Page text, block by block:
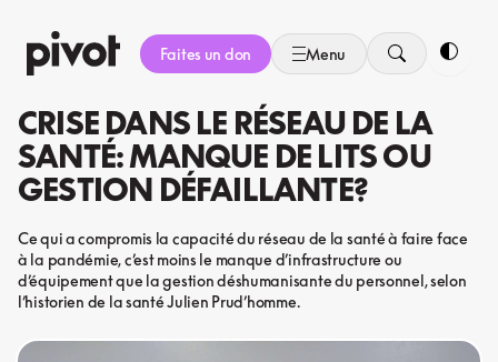
au
contenu
Faites un don Menu
CRISE DANS LE RÉSEAU DE LA
SANTÉ: MANQUE DE LITS OU
GESTION DÉFAILLANTE?
Ce qui a compromis la capacité du réseau de la santé à faire face
à la pandémie, c’est moins le manque d’infrastructure ou
d’équipement que la gestion déshumanisante du personnel, selon
l’historien de la santé Julien Prud’homme.